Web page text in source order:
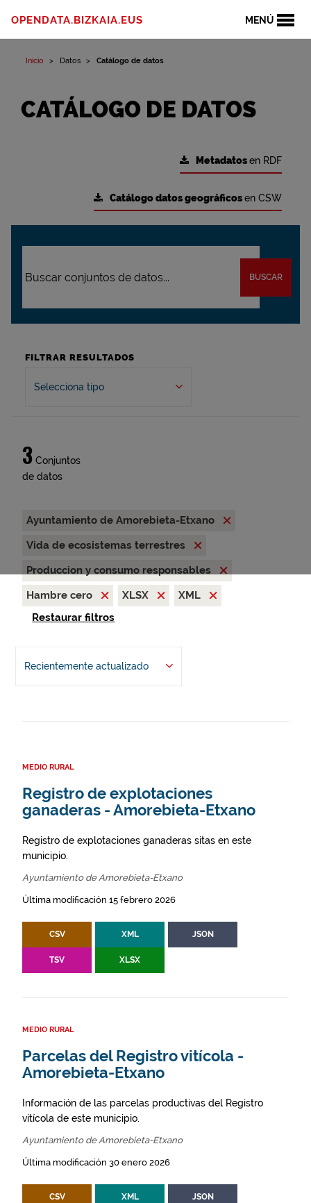
MENÚ
OPENDATA.BIZKAIA.EUS
Inicio Datos Catálogo de datos
CATÁLOGO DE DATOS
Metadatosen RDF
Catálogo datos geográficosen CSW
BUSCAR
FILTRAR RESULTADOS
Selecciona tipo
3 Conjuntos
de datos
Ayuntamiento de Amorebieta-Etxano
Vida de ecosistemas terrestres
Produccion y consumo responsables
Hambre cero
XLSX
XML
Restaurar filtros
Recientemente actualizado
MEDIO RURAL
Registro de explotaciones
ganaderas - Amorebieta-Etxano
Registro de explotaciones ganaderas sitas en este
municipio.
Ayuntamiento de Amorebieta-Etxano
Última modificación 15 febrero 2026
CSV XML JSON
TSV XLSX
MEDIO RURAL
Parcelas del Registro vitícola -
Amorebieta-Etxano
Información de las parcelas productivas del Registro
vitícola de este municipio.
Ayuntamiento de Amorebieta-Etxano
Última modificación 30 enero 2026
CSV XML JSON